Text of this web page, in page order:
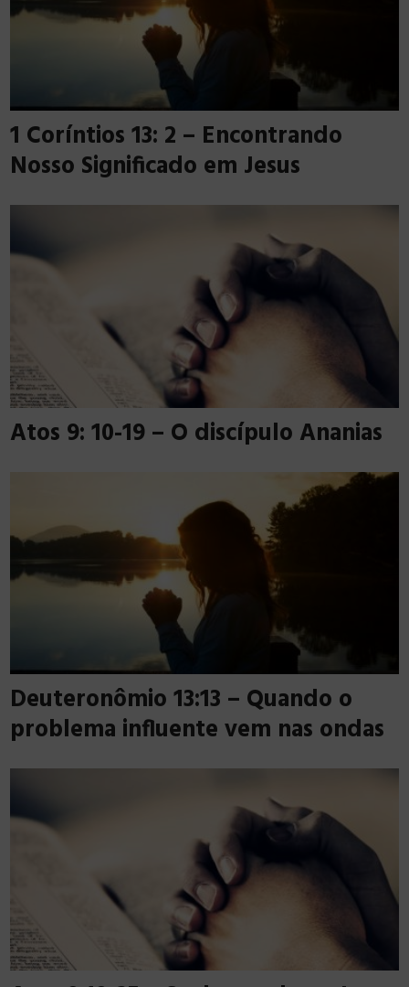
1 Coríntios 13: 2 – Encontrando
Nosso Significado em Jesus
Atos 9: 10-19 – O discípulo Ananias
Deuteronômio 13:13 – Quando o
problema influente vem nas ondas